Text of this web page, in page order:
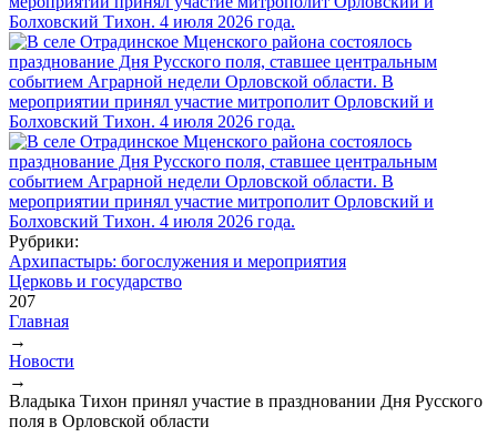
Рубрики:
Архипастырь: богослужения и мероприятия
Церковь и государство
207
Вы здесь
Главная
→
Новости
→
Владыка Тихон принял участие в праздновании Дня Русского
поля в Орловской области